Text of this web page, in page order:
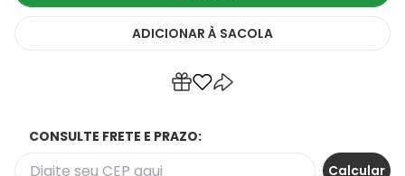
ADICIONAR À SACOLA
CONSULTE FRETE E PRAZO: